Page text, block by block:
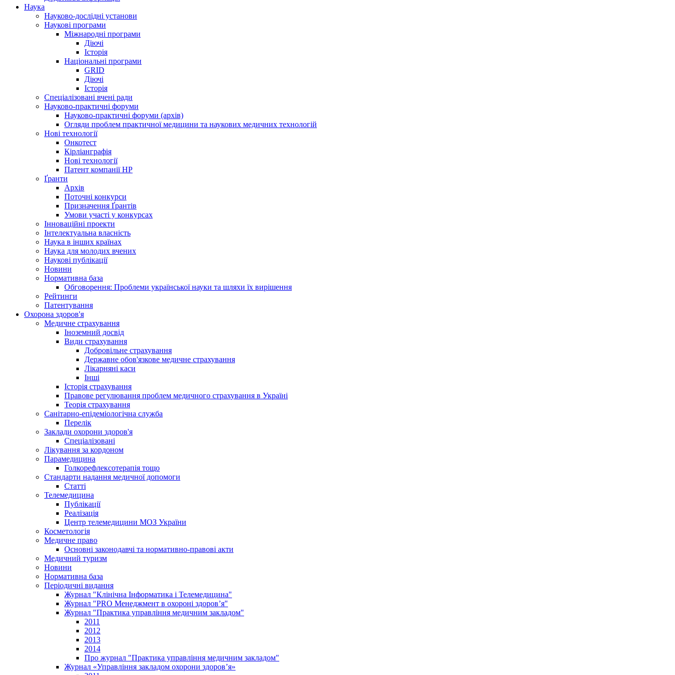
Наука
Науково-дослідні установи
Наукові програми
Міжнародні програми
Діючі
Історія
Національні програми
GRID
Діючі
Історія
Спеціалізовані вчені ради
Науково-практичні форуми
Науково-практичні форуми (архів)
Огляди проблем практичної медицини та наукових медичних технологій
Нові технології
Онкотест
Кірліанграфія
Нові технології
Патент компанії HP
Ґранти
Архів
Поточні конкурси
Призначення Ґрантів
Умови участі у конкурсах
Інноваційні проекти
Інтелектуальна власність
Наука в інших країнах
Наука для молодих вчених
Наукові публікації
Новини
Нормативна база
Обговорення: Проблеми української науки та шляхи їх вирішення
Рейтинги
Патентування
Охорона здоров'я
Медичне страхування
Іноземний досвід
Види страхування
Добровільне страхування
Державне обов'язкове медичне страхування
Лікарняні каси
Інші
Історія страхування
Правове регулювання проблем медичного страхування в Україні
Теорія страхування
Санітарно-епідеміологічна служба
Перелік
Заклади охорони здоров'я
Спеціалізовані
Лікування за кордоном
Парамедицина
Голкорефлексотерапія тощо
Стандарти надання медичної допомоги
Статті
Телемедицина
Публікації
Реалізація
Центр телемедицини МОЗ України
Косметологія
Медичне право
Основні законодавчі та нормативно-правові акти
Медичний туризм
Новини
Нормативна база
Періодичні видання
Журнал "Клінічна Інформатика і Телемедицина"
Журнал "PRO Менеджмент в охороні здоров’я"
Журнал "Практика управління медичним закладом"
2011
2012
2013
2014
Про журнал "Практика управління медичним закладом"
Журнал «Управління закладом охорони здоров’я»